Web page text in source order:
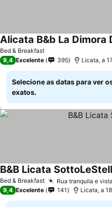
Bed & Breakfast
Alicata B&b La Dimora
9,4 Excelente 395 Licata, a
Selecione as datas para ver
exatos.
Bed & Breakfast Rua tranquila e
B&B Licata
9,4 Excelente 141 Licata, a